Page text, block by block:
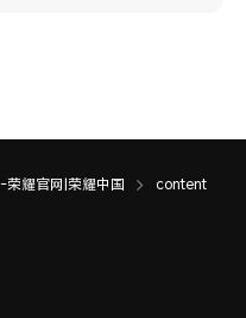
耀官网|荣耀中国 content